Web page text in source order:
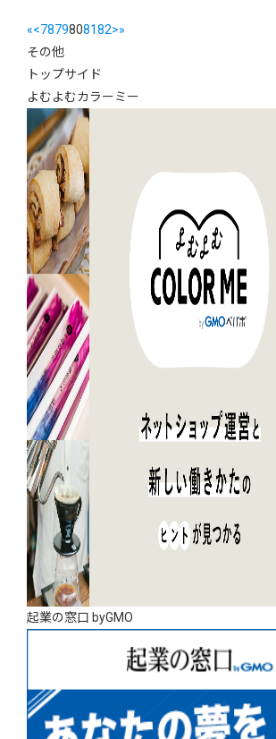
«<7879808182>»
その他
トップサイド
よむよむカラーミー
起業の窓口 byGMO